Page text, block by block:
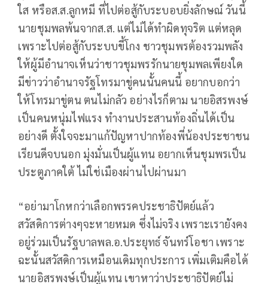
ใส หรือส.ส.ลูกหมี ที่ไปต่อสู้กับระบอบยิ่งลักษณ์ วันนี้
นายชุมพลพ้นจากส.ส. แต่ไม่ได้ทำผิดทุจริต แต่หลุด
เพราะไปต่อสู้กับระบบขี้โกง ชาวชุมพรต้องรวมพลัง
ให้ผู้มีอำนาจเห็นว่าชาวชุมพรรักนายชุมพลเพียงใด
มีข่าวว่าอำนาจรัฐโทรมาขู่คนนั้นคนนี้ อยากบอกว่า
ให้โทรมาขู่ตน ตนไม่กลัว อย่างไรก็ตาม นายอิสรพงษ์
เป็นคนหนุ่มไฟแรง ทำงานประสานท้องถิ่นได้เป็น
อย่างดี ตั้งใจจะมาแก้ปัญหาปากท้องพี่น้องประชาชน
เรียนดีจบนอก มุ่งมั่นเป็นผู้แทน อยากเห็นชุมพรเป็น
ประตูภาคใต้ ไม่ใช่เมืองผ่านไปผ่านมา
“อย่ามาโกหกว่าเลือกพรรคประชาธิปัตย์แล้ว
สวัสดิการต่างๆจะหายหมด ซึ่งไม่จริง เพราะเรายังคง
อยู่ร่วมเป็นรัฐบาลพล.อ.ประยุทธ์ จันทร์โอชา เพราะ
ฉะนั้นสวัสดิการเหมือนเดิมทุกประการ เพิ่มเติมคือได้
นายอิสรพงษ์เป็นผู้แทน เขาหาว่าประชาธิปัตย์ไม่